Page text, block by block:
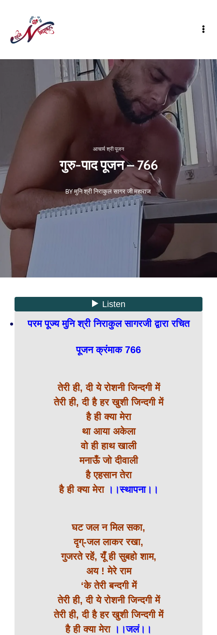
आचार्य श्री पूजन
गुरु-पाद पूजन – 766
BY मुनि श्री निराकुल सागर जी महाराज
परम पूज्य मुनि श्री निराकुल सागरजी द्वारा रचित
पूजन क्रंमाक 766
तेरी ही, दी ये रोशनी जिन्दगी में
तेरी ही, दी है हर खुशी जिन्दगी में
है ही क्या मेरा
था आया अकेला
वो ही हाथ खाली
मनाऊँ जो दीवाली
है एहसान तेरा
है ही क्या मेरा ।।स्थापना।।
घट जल न मिल सका,
दृग्-जल लाकर रखा,
गुजरते रहें, यूँ ही सुबहो शाम,
अय ! मेरे राम
‘के तेरी बन्दगी में
तेरी ही, दी ये रोशनी जिन्दगी में
तेरी ही, दी है हर खुशी जिन्दगी में
है ही क्या मेरा ।।जलं।।